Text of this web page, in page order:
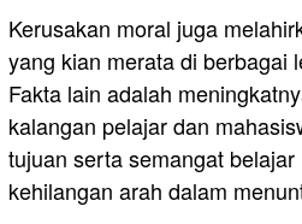
Kerusakan moral juga
yang kian merata di berbagai
Fakta lain adalah
kalangan pelajar dan
tujuan serta semangat
kehilangan arah dalam